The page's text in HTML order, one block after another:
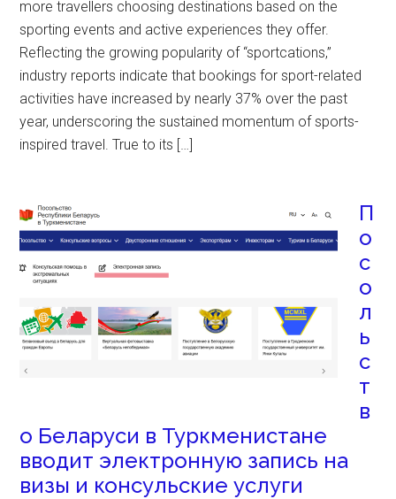
more travellers choosing destinations based on the
sporting events and active experiences they offer.
Reflecting the growing popularity of “sportcations,”
industry reports indicate that bookings for sport-related
activities have increased by nearly 37% over the past
year, underscoring the sustained momentum of sports-
inspired travel. True to its […]
П
о
с
о
л
ь
с
т
в
о Беларуси в Туркменистане
вводит электронную запись на
визы и консульские услуги